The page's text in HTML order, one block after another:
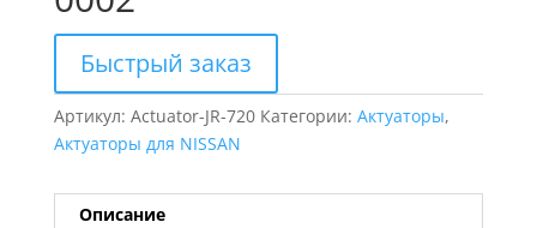
Быстрый заказ
Артикул: Actuator-JR-720 Категории: Актуаторы,
Актуаторы для NISSAN
Описание